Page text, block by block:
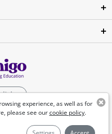
experience, as well as for
please see ourcookie policy.
2026